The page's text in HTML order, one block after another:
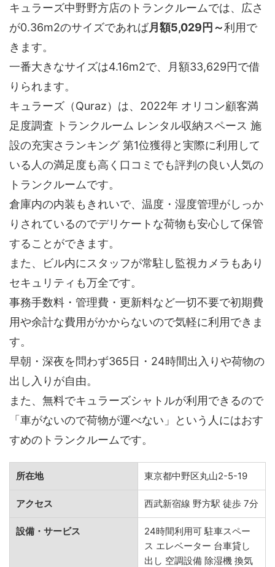
キュラーズ中野野方店のトランクルームでは、広さ
が0.36m2のサイズであれば月額5,029円～利用で
きます。
一番大きなサイズは4.16m2で、月額33,629円で借
りられます。
キュラーズ（Quraz）は、2022年 オリコン顧客満
足度調査 トランクルーム レンタル収納スペース 施
設の充実さランキング 第1位獲得と実際に利用して
いる人の満足度も高く口コミでも評判の良い人気の
トランクルームです。
倉庫内の内装もきれいで、温度・湿度管理がしっか
りされているのでデリケートな荷物も安心して保管
することができます。
また、ビル内にスタッフが常駐し監視カメラもあり
セキュリティも万全です。
事務手数料・管理費・更新料など一切不要で初期費
用や余計な費用がかからないので気軽に利用できま
す。
早朝・深夜を問わず365日・24時間出入りや荷物の
出し入りが自由。
また、無料でキュラーズシャトルが利用できるので
「車がないので荷物が運べない」という人にはおす
すめのトランクルームです。
所在地 東京都中野区丸山2-5-19
アクセス 西武新宿線 野方駅 徒歩 7分
設備・サービス
24時間利用可 駐車スペー
ス エレベーター 台車貸し
出し 空調設備 除湿機 換気